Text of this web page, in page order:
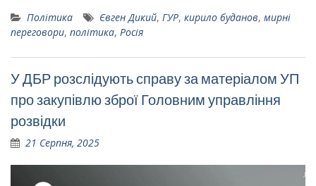
Політика Євген Дикий, ГУР, кирило буданов, мирні
переговори, політика, Росія
У ДБР розслідують справу за матеріалом УП
про закупівлю зброї Головним управління
розвідки
21 Серпня, 2025